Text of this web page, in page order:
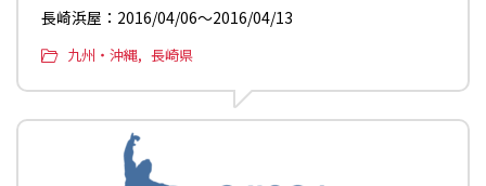
長崎浜屋：2016/04/06〜2016/04/13
九州・沖縄 長崎県